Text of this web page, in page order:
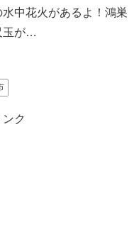
中花火があるよ！鴻巣
玉が…
ク